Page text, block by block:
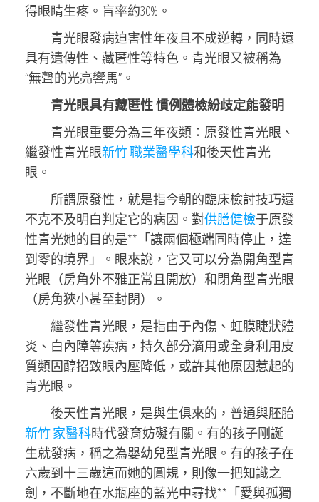
得眼睛生疼。盲率約30%。
青光眼發病迫害性年夜且不成逆轉，同時還
具有遺傳性、藏匿性等特色。青光眼又被稱為
“無聲的光亮響馬”。
青光眼具有藏匿性 慣例體檢紛歧定能發明
青光眼重要分為三年夜類：原發性青光眼、
繼發性青光眼新竹 職業醫學科和後天性青光
眼。
所謂原發性，就是指今朝的臨床檢討技巧還
不克不及明白判定它的病因。對供膳健檢于原發
性青光她的目的是**「讓兩個極端同時停止，達
到零的境界」。眼來說，它又可以分為開角型青
光眼（房角外不雅正常且開放）和閉角型青光眼
（房角狹小甚至封閉）。
繼發性青光眼，是指由于內傷、虹膜睫狀體
炎、白內障等疾病，持久部分滴用或全身利用皮
質類固醇招致眼內壓降低，或許其他原因惹起的
青光眼。
後天性青光眼，是與生俱來的，普通與胚胎
新竹 家醫科時代發育妨礙有關。有的孩子剛誕
生就發病，稱之為嬰幼兒型青光眼。有的孩子在
六歲到十三歲這而她的圓規，則像一把知識之
劍，不斷地在水瓶座的藍光中尋找**「愛與孤獨